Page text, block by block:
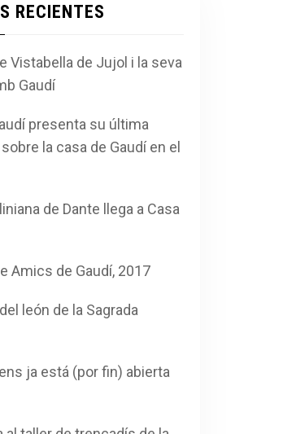
RECIENTES
Vistabella de Jujol i la seva
Gaudí
presenta su última
la casa de Gaudí en el
de Dante llega a Casa
Amics de Gaudí, 2017
león de la Sagrada
ja está (por fin) abierta